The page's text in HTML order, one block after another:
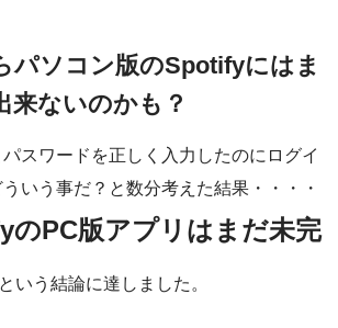
パソコン版のSpotifyにはま
来ないのかも？
スワードを正しく入力したのにログイ
いう事だ？と数分考えた結果・・・・
のPC版アプリはまだ未完
という結論に達しました。